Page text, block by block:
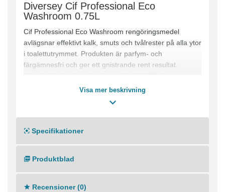
Diversey Cif Professional Eco
Washroom 0.75L
Cif Professional Eco Washroom rengöringsmedel
avlägsnar effektivt kalk, smuts och tvålrester på alla ytor
i toalettutrymmet. Produkten är parfym- och
färgämnesfri och ger ett gnistrande rent resultat.
rostfritt stål, plast och keramik. Ej lämplig för marmor
● Tar bort kalk och tvålrester
● Säker för krom och rostfritt stål
● Miljömärkt
Produktfördelar:
● Effektiv rengöring av alla ytor i toalettutrymmet
Visa mer beskrivning
Specifikationer
Produktblad
Recensioner (0)